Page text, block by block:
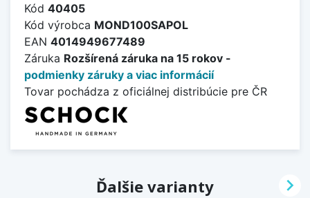
Kód 40405
Kód výrobca MOND100SAPOL
EAN 4014949677489
Záruka Rozšírená záruka na 15 rokov -
podmienky záruky a viac informácií
Tovar pochádza z oficiálnej distribúcie pre ČR
Ďalšie varianty 